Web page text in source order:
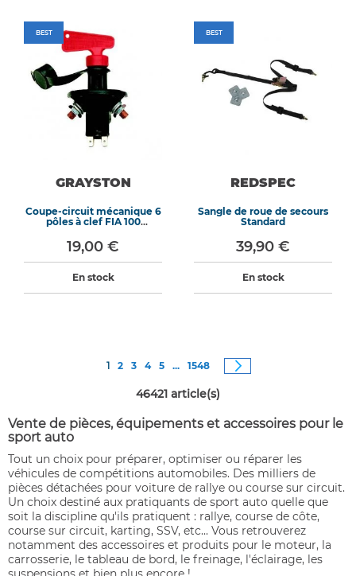
BEST
GRAYSTON
Coupe-circuit mécanique 6
pôles à clef FIA 100
19,00 €
En stock
BEST
REDSPEC
Sangle de roue de secours
Standard
39,90 €
En stock
Page
Vous êtes actuellement sur la page
1 Page
2 Page
3 Page
4 Page
5 ... Page
1548
46421 article(s)
Vente de pièces, équipements et accessoires pour le
sport auto
Tout un choix pour préparer, optimiser ou réparer les
véhicules de compétitions automobiles. Des milliers de
pièces détachées pour voiture de rallye ou course sur circuit.
Un choix destiné aux pratiquants de sport auto quelle que
soit la discipline qu'ils pratiquent : rallye, course de côte,
course sur circuit, karting, SSV, etc... Vous retrouverez
notamment des accessoires et produits pour le moteur, la
carrosserie, le tableau de bord, le freinage, l'éclairage, les